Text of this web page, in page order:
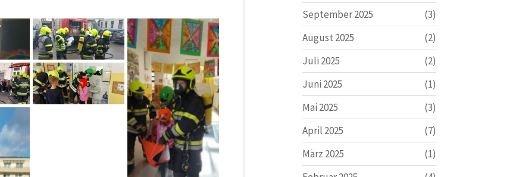
September 2025
(3)
August 2025
(2)
Juli 2025
(2)
Juni 2025
(1)
Mai 2025
(3)
April 2025
(7)
März 2025
(1)